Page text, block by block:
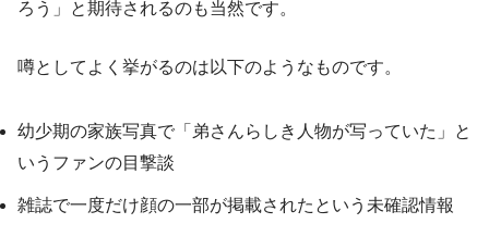
ろう」と期待されるのも当然です。
噂としてよく挙がるのは以下のようなものです。
幼少期の家族写真で「弟さんらしき人物が写っていた」と
いうファンの目撃談
雑誌で一度だけ顔の一部が掲載されたという未確認情報